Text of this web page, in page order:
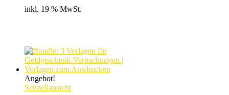
war:
ist:
inkl. 19 % MwSt.
Angebot!
Schnellansicht